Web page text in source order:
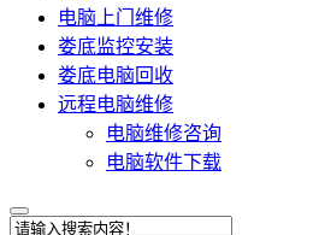
电脑上门维修
娄底监控安装
娄底电脑回收
远程电脑维修
电脑维修咨询
电脑软件下载